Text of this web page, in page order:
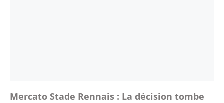
Mercato Stade Rennais : La décision tombe